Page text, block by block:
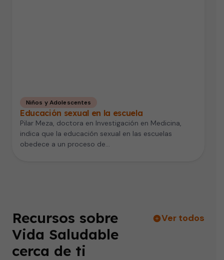
Niños y Adolescentes
Educación sexual en la escuela
Pilar Meza, doctora en Investigación en Medicina,
indica que la educación sexual en las escuelas
obedece a un proceso de…
Recursos sobre
Vida Saludable
cerca de ti
Ver todos